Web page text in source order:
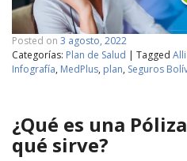
Posted on 3 agosto, 2022
Categorías: Plan de Salud | Tagged
Infografía, MedPlus, plan, Seguros
¿Qué es una
qué sirve?